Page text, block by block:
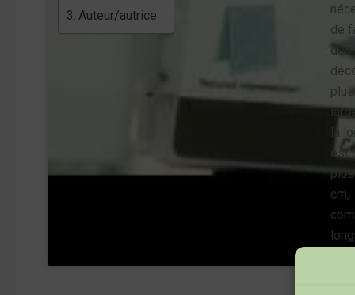
Auteur/autrice
de
des
plus
la
est
cm,